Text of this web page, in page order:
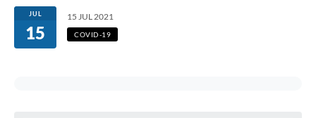
Serviços Online
Carta de Serviços
JUL
15
15 JUL 2021
COVID-19